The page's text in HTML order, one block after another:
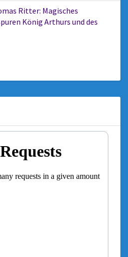
Ritter: Magisches
König Arthurs und des